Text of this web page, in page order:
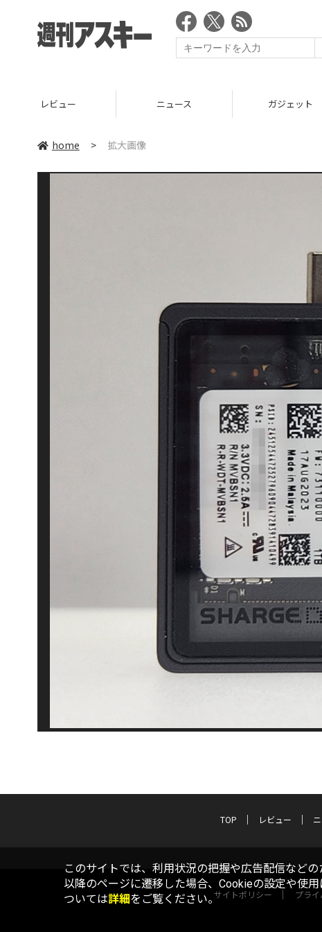
レビュー ニュース ガジェット
home > 拡大画像
TOP レビュー
サイトポリシー プラ
このサイトでは、利用状況の把握や広告配信など
以降のページに遷移した場合、Cookieの設定や使
ついては詳細をご覧ください。